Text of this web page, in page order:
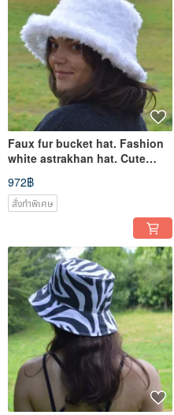
Faux fur bucket hat. Fashion
white astrakhan hat. Cute
fluffy hat. Fuzzy hat.
972฿
สั่งทำพิเศษ